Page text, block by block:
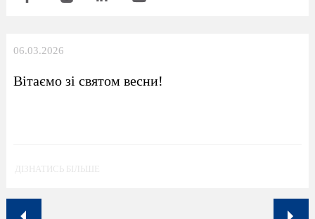
06.03.2026
Вітаємо зі святом весни!
ДІЗНАТИСЬ БІЛЬШЕ